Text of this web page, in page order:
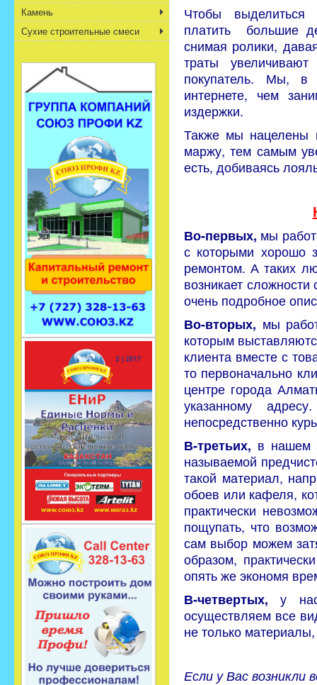
Чтобы выделиться
платить большие
снимая ролики,
траты
покупатель. Мы, в
интернете, чем
издержки.
Также мы нацелены
маржу, тем самым
есть, добиваясь
Во-первых, мы
с которыми хорошо
ремонтом. А таких
возникает
очень подробное
Во-вторых, мы
которым
клиента вместе с
то первоначально
центре города
указанному
непосредственно
В-третьих, в нашем
называемой
такой материал,
обоев или кафеля,
практически
пощупать, что
сам выбор можем
образом,
опять же экономя
В-четвертых, у
осуществляем все
не только
Если у Вас
Камень
Сухие строительные смеси